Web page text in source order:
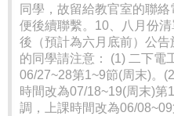
同學，故留給教官室的聯
便後續聯繫。10、八月份
後（預計為六月底前）公
的同學請注意： (1) 二下電
06/27~28第1~9節(周末)。
時間改為07/18~19(周末)第
調，上課時間改為06/